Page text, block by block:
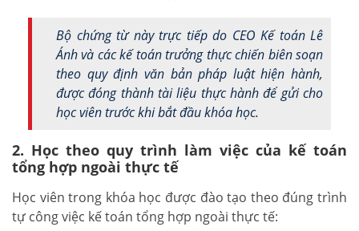
Bộ chứng từ này trực tiếp do CEO Kế toán Lê
Ánh và các kế toán trưởng thực chiến biên soạn
theo quy định văn bản pháp luật hiện hành,
được đóng thành tài liệu thực hành để gửi cho
học viên trước khi bắt đầu khóa học.
2. Học theo quy trình làm việc của kế toán
tổng hợp ngoài thực tế
Học viên trong khóa học được đào tạo theo đúng trình
tự công việc kế toán tổng hợp ngoài thực tế: